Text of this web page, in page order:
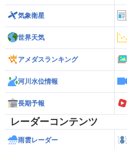
気象衛星
世界天気
アメダスランキング
河川水位情報
長期予報
レーダーコンテンツ
雨雲レーダー